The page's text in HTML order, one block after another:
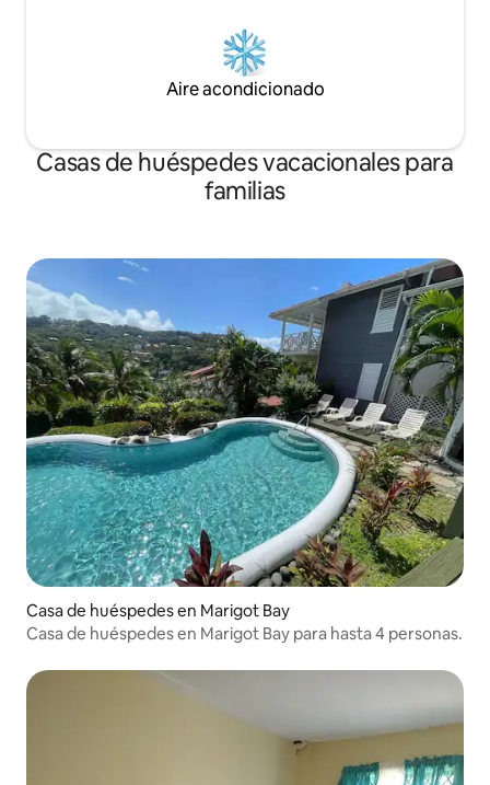
Aire acondicionado
Casas de huéspedes vacacionales para
familias
Casa de huéspedes en Marigot Bay
Casa de huéspedes en Marigot Bay para hasta 4 personas.